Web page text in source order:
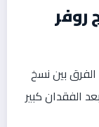
روفر
الفرق بين نسخ
الفقدان كبير